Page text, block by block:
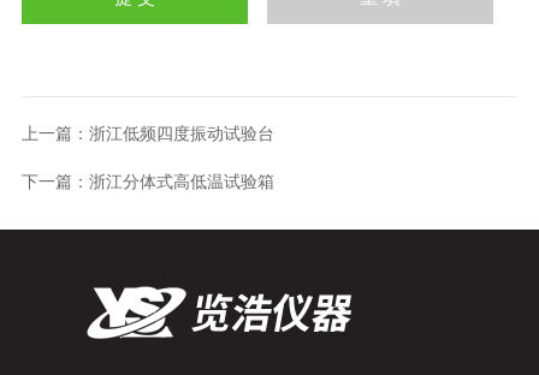
上一篇： 浙江低频四度振动试验台
下一篇： 浙江分体式高低温试验箱